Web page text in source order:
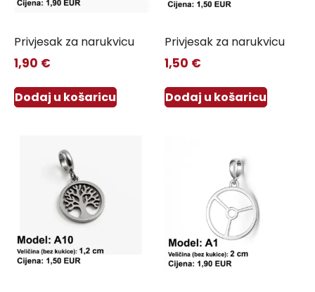
Privjesak za narukvicu
1,90 €
Dodaj u košaricu
Privjesak za narukvicu
1,50 €
Dodaj u košaricu